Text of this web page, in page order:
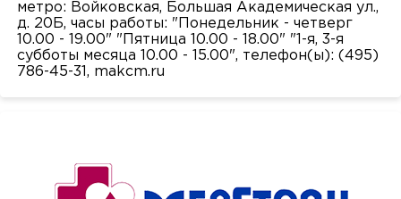
метро: Войковская, Большая Академическая ул.,
д. 20Б, часы работы: "Понедельник - четверг
10.00 - 19.00" "Пятница 10.00 - 18.00" "1-я, 3-я
субботы месяца 10.00 - 15.00", телефон(ы): (495)
786-45-31, makcm.ru